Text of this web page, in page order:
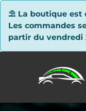
⛱ La boutique est
Les commandes
partir du vendredi
Panneau de